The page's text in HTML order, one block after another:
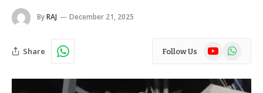
ByRAJ December 21, 2025
Share Follow Us YouTubeWhatsApp